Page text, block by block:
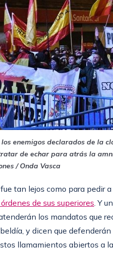
los enemigos declarados de la
de echar para atrás la
/ Onda Vasca
tan lejos como para pedir
de sus superiores. Y
los mandatos que
y dicen que
llamamientos abiertos a